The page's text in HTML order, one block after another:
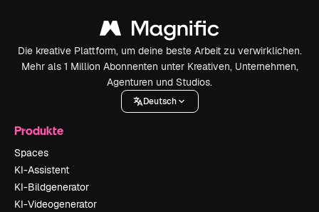
Die kreative Plattform, um deine beste Arbeit zu verwirklichen.
Mehr als 1 Million Abonnenten unter Kreativen, Unternehmen,
Agenturen und Studios.
Deutsch
Produkte
Spaces
KI-Assistent
KI-Bildgenerator
KI-Videogenerator